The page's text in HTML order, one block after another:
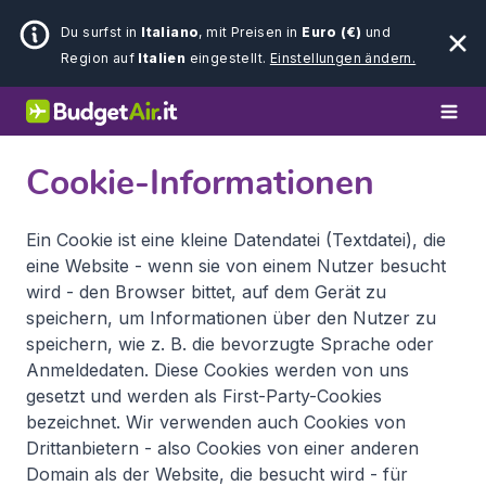
Du surfst in Italiano, mit Preisen in Euro (€) und
Region auf Italien eingestellt. Einstellungen ändern.
Cookie-Informationen
Ein Cookie ist eine kleine Datendatei (Textdatei), die
eine Website - wenn sie von einem Nutzer besucht
wird - den Browser bittet, auf dem Gerät zu
speichern, um Informationen über den Nutzer zu
speichern, wie z. B. die bevorzugte Sprache oder
Anmeldedaten. Diese Cookies werden von uns
gesetzt und werden als First-Party-Cookies
bezeichnet. Wir verwenden auch Cookies von
Drittanbietern - also Cookies von einer anderen
Domain als der Website, die besucht wird - für